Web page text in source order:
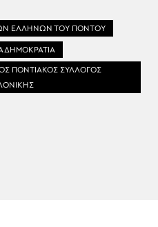
ΕΛΛΗΝΩΝ ΤΟΥ ΠΟΝΤΟΥ
ΔΗΜΟΚΡΑΤΙΑ
ΠΟΝΤΙΑΚΟΣ ΣΥΛΛΟΓΟΣ